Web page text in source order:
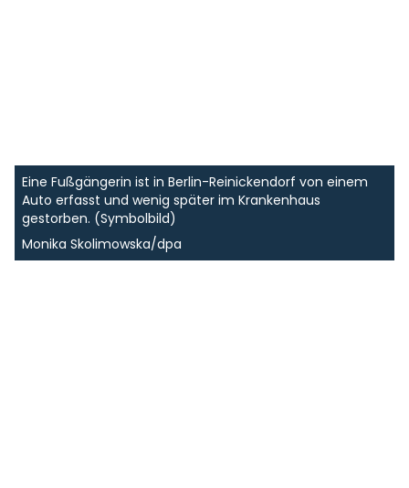
Eine Fußgängerin ist in Berlin-Reinickendorf von einem
Auto erfasst und wenig später im Krankenhaus
gestorben. (Symbolbild)
Monika Skolimowska/dpa